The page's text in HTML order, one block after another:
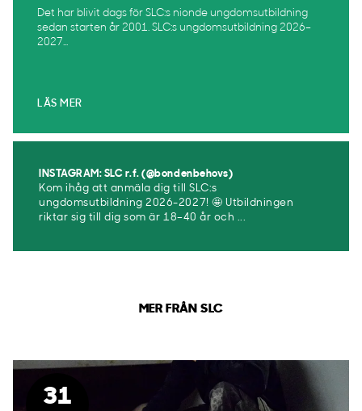
Det har blivit dags för SLC:s nionde ungdomsutbildning
sedan starten år 2001. SLC:s ungdomsutbildning 2026–
2027...
LÄS MER
INSTAGRAM: SLC r.f. (@bondenbehovs)
Kom ihåg att anmäla dig till SLC:s
ungdomsutbildning 2026-2027! 🤩 Utbildningen
riktar sig till dig som är 18–40 år och ...
MER FRÅN SLC
31